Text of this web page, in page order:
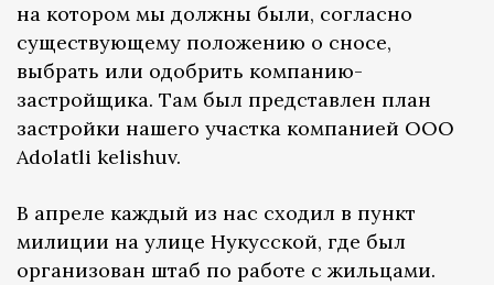
на котором мы должны были, согласно
существующему положению о сносе,
выбрать или одобрить компанию-
застройщика. Там был представлен план
застройки нашего участка компанией ООО
Adolatli kelishuv.
В апреле каждый из нас сходил в пункт
милиции на улице Нукусской, где был
организован штаб по работе с жильцами.